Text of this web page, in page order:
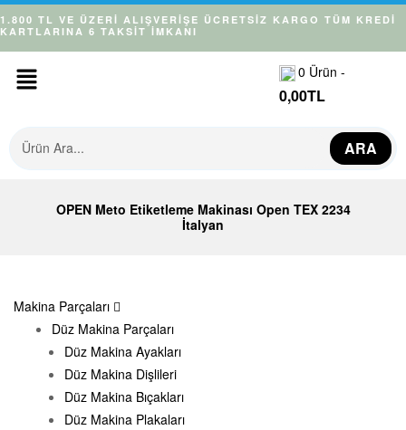
1.800 TL VE ÜZERİ ALIŞVERİŞE ÜCRETSİZ KARGO TÜM KREDİ
KARTLARINA 6 TAKSİT İMKANI
0 Ürün -
0,00TL
ARA
OPEN Meto Etiketleme Makinası Open TEX 2234
İtalyan
Makina Parçaları
Düz Makina Parçaları
Düz Makina Ayakları
Düz Makina Dişlileri
Düz Makina Bıçakları
Düz Makina Plakaları